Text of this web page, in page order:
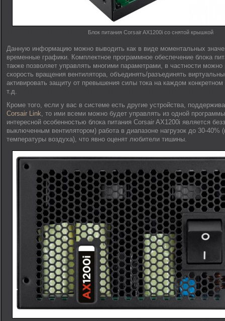
Блок питания Corsair AX1200i со снятой крышкой
Данную информацию можно выводить как в виде моментальных
временные графики. Комплектное программное обеспечение блока
также позволяет управлять многими параметрами, в частности можно
скорость вращения вентилятора, объединять/разъединять
активировать защиту от превышения силы тока на каждом
т.д.
Кроме того, если у вас в системе есть другие устройства,
Corsair Link, то ими всеми можно будет управлять из одной
интересной особенностью блока питания Corsair AX1200i является
выключенным вентилятором) работа в диапазоне нагрузок до 30-40%
температуры воздуха), что явно оценят любители тишины.